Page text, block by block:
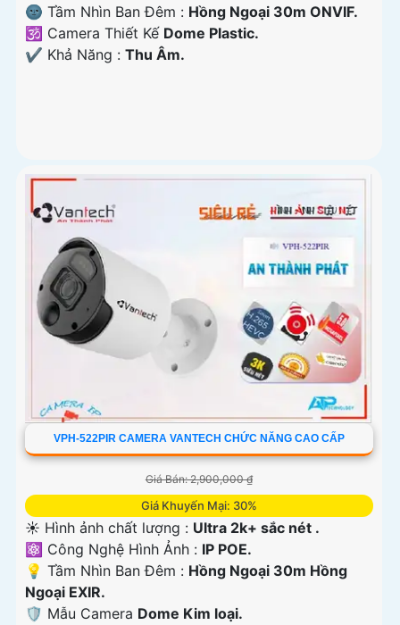
🌚 Tầm Nhìn Ban Đêm : Hồng Ngoại 30m ONVIF.
🕉️ Camera Thiết Kế Dome Plastic.
️✔️ Khả Năng : Thu Âm.
VPH-522PIR CAMERA VANTECH CHỨC NĂNG CAO CẤP
Giá Bán: 2,900,000 ₫
Giá Khuyến Mại: 30%
☀️ Hình ảnh chất lượng : Ultra 2k+ sắc nét .
⚛️ Công Nghệ Hình Ảnh : IP POE.
💡 Tầm Nhìn Ban Đêm : Hồng Ngoại 30m Hồng
Ngoại EXIR.
🛡 Mẫu Camera Dome Kim loại.